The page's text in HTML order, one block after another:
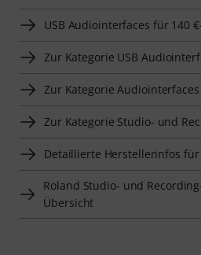
USB Audiointerfaces für 140
Zur Kategorie USB
Zur Kategorie Audiointerfaces
Zur Kategorie Studio- und
Detaillierte Herstellerinfos für
Roland Studio- und
Übersicht